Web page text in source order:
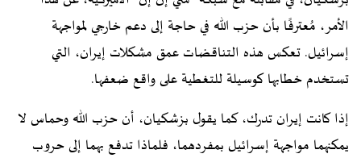
الأمر، مُعترفًا بأن حزب الله في حاجة إلى دعم خارجي لمواجهة
إسرائيل. تعكس هذه التناقضات عمق مشكلات إيران، التي
تستخدم خطابها كوسيلة للتغطية على واقع ضعفها.
إذا كانت إيران تدرك، كما يقول بزشكيان، أن حزب الله وحماس لا
يمكنهما مواجهة إسرائيل بمفردهما، فلماذا تدفع بهما إلى حروب